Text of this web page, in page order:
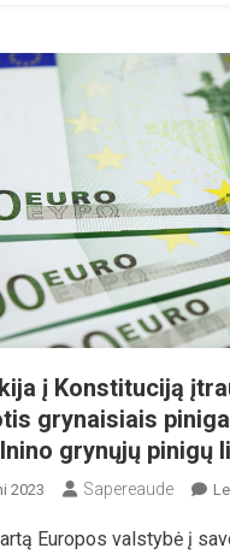
į Konstituciją
grynaisiais
grynųjų pinigų
2023 Sapereaude
Europos valstybė į